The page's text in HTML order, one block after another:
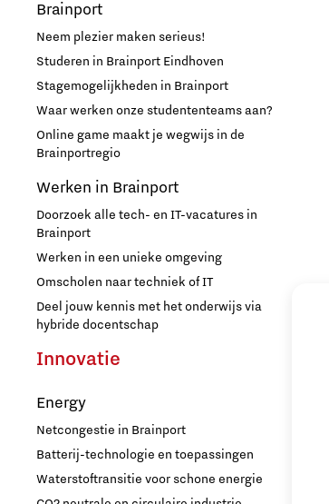
Brainport
Neem plezier maken serieus!
Studeren in Brainport Eindhoven
Stagemogelijkheden in Brainport
Waar werken onze studententeams aan?
Online game maakt je wegwijs in de
Brainportregio
Werken in Brainport
Doorzoek alle tech- en IT-vacatures in
Brainport
Werken in een unieke omgeving
Omscholen naar techniek of IT
Deel jouw kennis met het onderwijs via
hybride docentschap
Innovatie
Energy
Netcongestie in Brainport
Batterij-technologie en toepassingen
Waterstoftransitie voor schone energie